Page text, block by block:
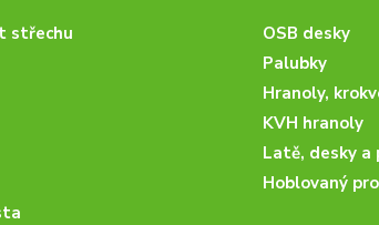
střechu
OSB desky
Palubky
Hranoly,
KVH hranoly
Latě, desky a
Hoblovaný